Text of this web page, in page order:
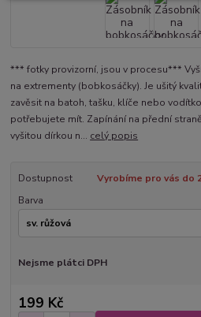
*** fotky provizorní, jsou v procesu***
na extrementy (bobkosáčky). Je ušitý
zavěsit na batoh, tašku, klíče nebo
potřebujete mít. Zapínání na přední
vyšitou dírkou n... celý popis
Dostupnost
Vyrobíme pro vás do
Barva
Nejsme plátci DPH
199 Kč